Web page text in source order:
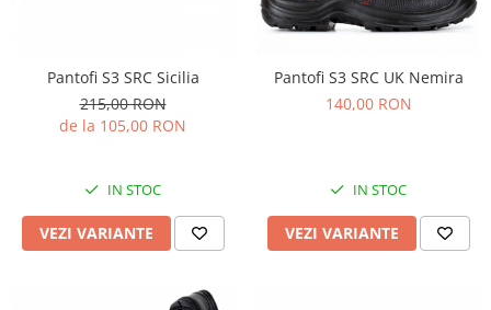
Pantofi S3 SRC Sicilia
215,00 RON
de la 105,00 RON
IN STOC
VEZI VARIANTE
Pantofi S3 SRC UK Nemira
140,00 RON
IN STOC
VEZI VARIANTE